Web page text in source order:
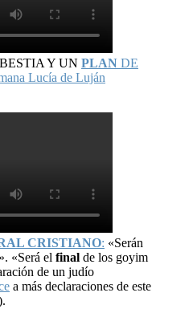
Y UN PLAN DE
Lucía de Luján
CRISTIANO: «Serán
». «Será el final de los goyim
de un judío
a más declaraciones de este